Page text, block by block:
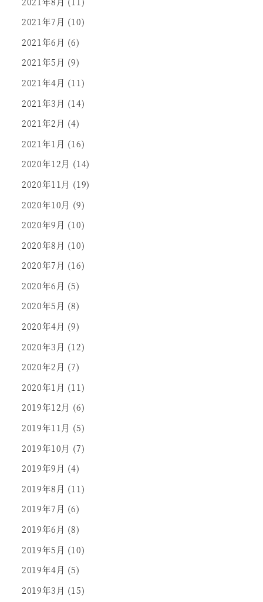
2021年7月 (10)
2021年6月 (6)
2021年5月 (9)
2021年4月 (11)
2021年3月 (14)
2021年2月 (4)
2021年1月 (16)
2020年12月 (14)
2020年11月 (19)
2020年10月 (9)
2020年9月 (10)
2020年8月 (10)
2020年7月 (16)
2020年6月 (5)
2020年5月 (8)
2020年4月 (9)
2020年3月 (12)
2020年2月 (7)
2020年1月 (11)
2019年12月 (6)
2019年11月 (5)
2019年10月 (7)
2019年9月 (4)
2019年8月 (11)
2019年7月 (6)
2019年6月 (8)
2019年5月 (10)
2019年4月 (5)
2019年3月 (15)